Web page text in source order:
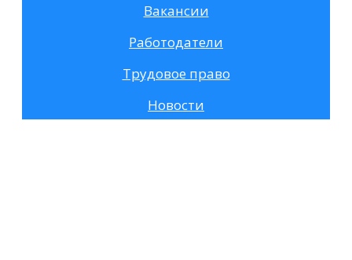
Вакансии
Работодатели
Трудовое право
Новости